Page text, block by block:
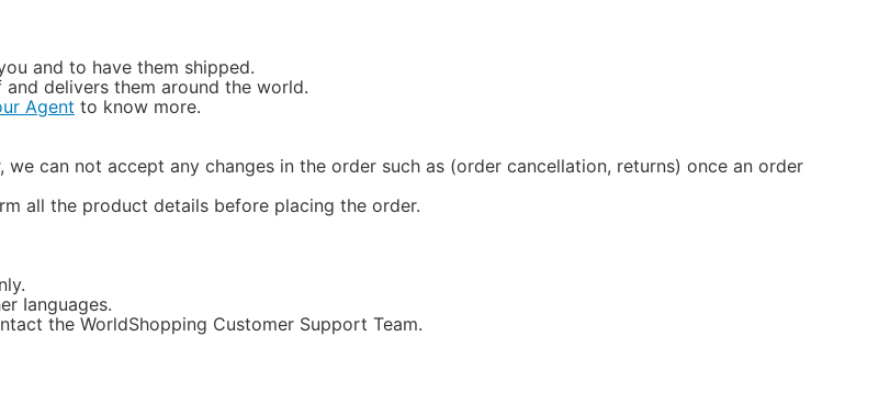
and to have them shipped.
delivers them around the world.
Agent to know more.
can not accept any changes in the order such as (order cancellation, returns) once an order
all the product details before placing the order.
Ianguages.
the WorldShopping Customer Support Team.